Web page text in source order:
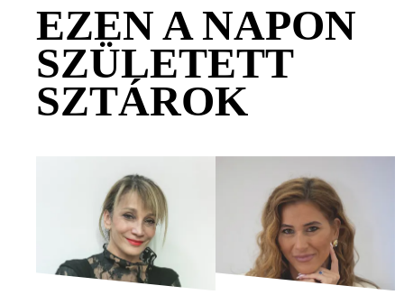
EZEN A NAPON
SZÜLETETT
SZTÁROK